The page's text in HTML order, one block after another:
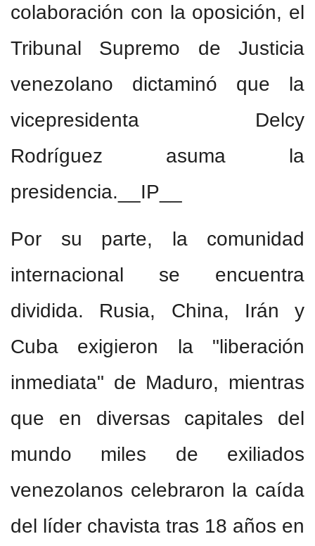
colaboración con la oposición, el
Tribunal Supremo de Justicia
venezolano dictaminó que la
vicepresidenta Delcy
Rodríguez asuma la
presidencia.__IP__
Por su parte, la comunidad
internacional se encuentra
dividida. Rusia, China, Irán y
Cuba exigieron la "liberación
inmediata" de Maduro, mientras
que en diversas capitales del
mundo miles de exiliados
venezolanos celebraron la caída
del líder chavista tras 18 años en